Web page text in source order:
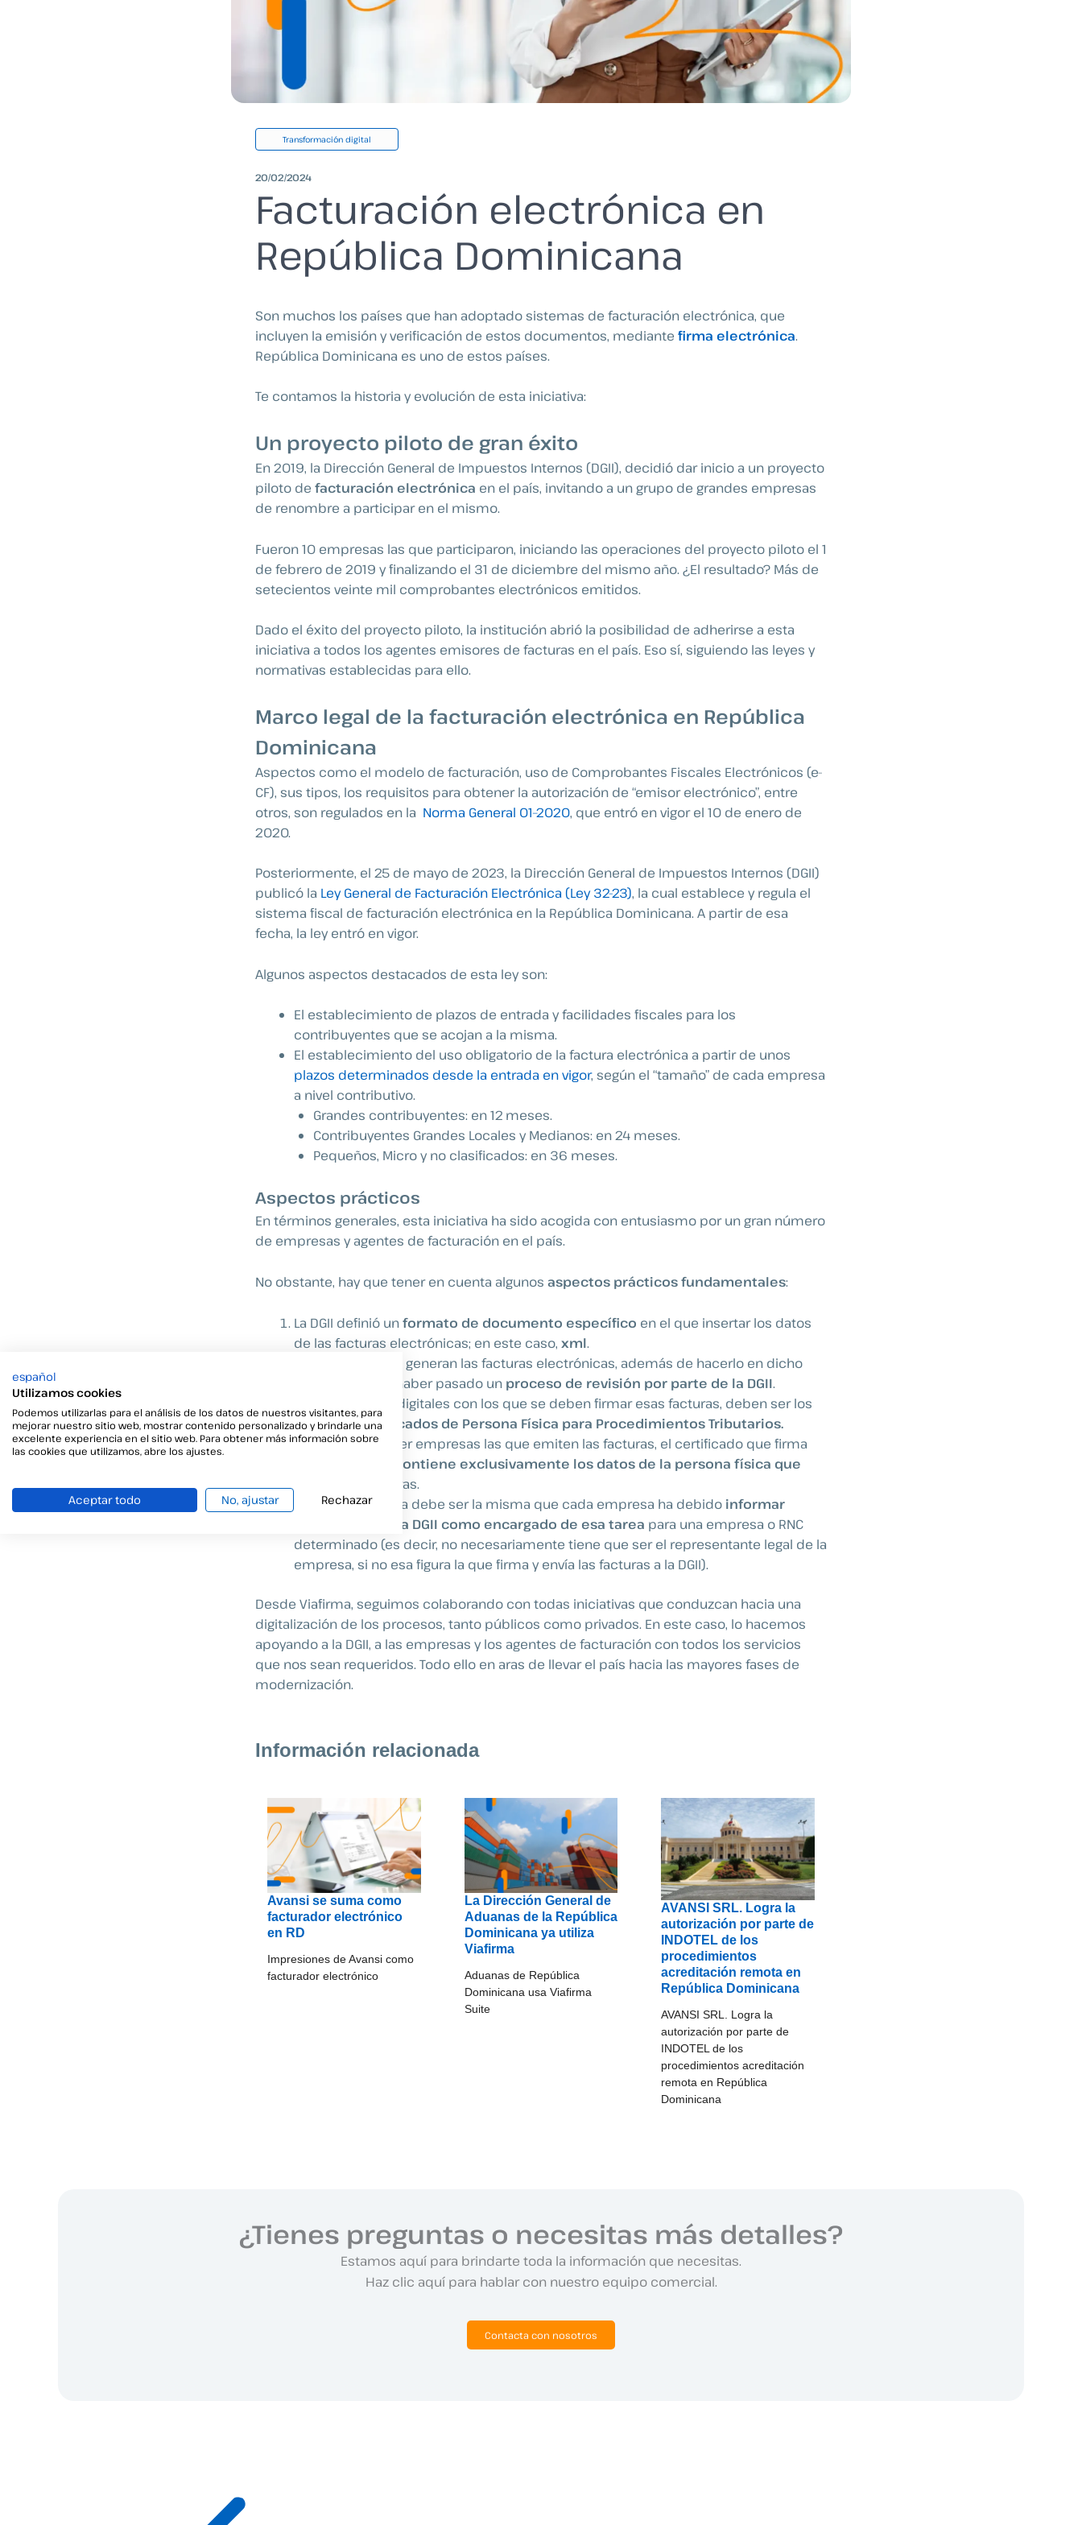
Transformación digital
20/02/2024
Facturación electrónica en
República Dominicana
Son muchos los países que han adoptado sistemas de facturación electrónica, que
incluyen la emisión y verificación de estos documentos, mediante firma electrónica.
República Dominicana es uno de estos países.
Te contamos la historia y evolución de esta iniciativa:
Un proyecto piloto de gran éxito
En 2019, la Dirección General de Impuestos Internos (DGII), decidió dar inicio a un proyecto
piloto de facturación electrónica en el país, invitando a un grupo de grandes empresas
de renombre a participar en el mismo.
Fueron 10 empresas las que participaron, iniciando las operaciones del proyecto piloto el 1
de febrero de 2019 y finalizando el 31 de diciembre del mismo año. ¿El resultado? Más de
setecientos veinte mil comprobantes electrónicos emitidos.
Dado el éxito del proyecto piloto, la institución abrió la posibilidad de adherirse a esta
iniciativa a todos los agentes emisores de facturas en el país. Eso sí, siguiendo las leyes y
normativas establecidas para ello.
Marco legal de la facturación electrónica en República
Dominicana
Aspectos como el modelo de facturación, uso de Comprobantes Fiscales Electrónicos (e-
CF), sus tipos, los requisitos para obtener la autorización de “emisor electrónico”, entre
otros, son regulados en la Norma General 01–2020, que entró en vigor el 10 de enero de
2020.
Posteriormente, el 25 de mayo de 2023, la Dirección General de Impuestos Internos (DGII)
publicó la Ley General de Facturación Electrónica (Ley 32-23), la cual establece y regula el
sistema fiscal de facturación electrónica en la República Dominicana. A partir de esa
fecha, la ley entró en vigor.
Algunos aspectos destacados de esta ley son:
El establecimiento de plazos de entrada y facilidades fiscales para los
contribuyentes que se acojan a la misma.
El establecimiento del uso obligatorio de la factura electrónica a partir de unos
plazos determinados desde la entrada en vigor, según el “tamaño” de cada empresa
a nivel contributivo.
Grandes contribuyentes: en 12 meses.
Contribuyentes Grandes Locales y Medianos: en 24 meses.
Pequeños, Micro y no clasificados: en 36 meses.
Aspectos prácticos
En términos generales, esta iniciativa ha sido acogida con entusiasmo por un gran número
de empresas y agentes de facturación en el país.
No obstante, hay que tener en cuenta algunos aspectos prácticos fundamentales:
La DGII definió unformato de documento específico en el que insertar los datos
de las facturas electrónicas; en este caso, xml.
Los software que generan las facturas electrónicas, además de hacerlo en dicho
formato, deben haber pasado un proceso de revisión por parte de la DGII.
Los certificados digitales con los que se deben firmar esas facturas, deben ser los
llamadosCertificados de Persona Física para Procedimientos Tributarios.
Aunque suelen ser empresas las que emiten las facturas, el certificado que firma
contiene exclusivamente los datos de la persona física que
esas facturas.
Esa persona física debe ser la misma que cada empresa ha debido informar
previamente a la DGII como encargado de esa tarea para una empresa o RNC
determinado (es decir, no necesariamente tiene que ser el representante legal de la
empresa, si no esa figura la que firma y envía las facturas a la DGII).
Desde Viafirma, seguimos colaborando con todas iniciativas que conduzcan hacia una
digitalización de los procesos, tanto públicos como privados. En este caso, lo hacemos
apoyando a la DGII, a las empresas y los agentes de facturación con todos los servicios
que nos sean requeridos. Todo ello en aras de llevar el país hacia las mayores fases de
modernización.
Información relacionada
Avansi se suma como
facturador electrónico
en RD
Impresiones de Avansi como
facturador electrónico
La Dirección General de
Aduanas de la República
Dominicana ya utiliza
Viafirma
Aduanas de República
Dominicana usa Viafirma
Suite
AVANSI SRL. Logra la
autorización por parte de
INDOTEL de los
procedimientos
acreditación remota en
República Dominicana
AVANSI SRL. Logra la
autorización por parte de
INDOTEL de los
procedimientos acreditación
remota en República
Dominicana
¿Tienes preguntas o necesitas más detalles?
Estamos aquí para brindarte toda la información que necesitas.
Haz clic aquí para hablar con nuestro equipo comercial.
Contacta con nosotros
español
Utilizamos cookies
Podemos utilizarlas para el análisis de los datos de nuestros visitantes, para
mejorar nuestro sitio web, mostrar contenido personalizado y brindarle una
excelente experiencia en el sitio web. Para obtener más información sobre
las cookies que utilizamos, abre los ajustes.
Aceptar todo No, ajustar Rechazar